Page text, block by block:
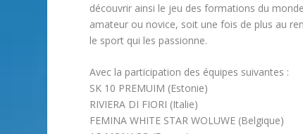
découvrir ainsi le jeu des formations du
amateur ou novice, soit une fois de plus au
le sport qui les passionne.
Avec la participation des équipes suivantes :
SK 10 PREMUIM (Estonie)
RIVIERA DI FIORI (Italie)
FEMINA WHITE STAR WOLUWE (Belgique)